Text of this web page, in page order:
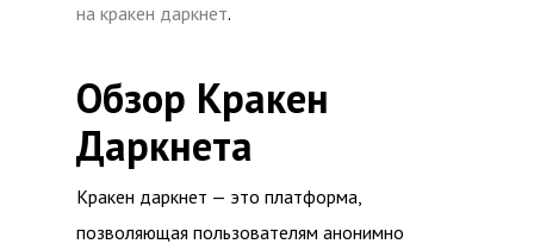
на кракен даркнет.
Обзор Кракен
Даркнета
Кракен даркнет — это платформа,
позволяющая пользователям анонимно